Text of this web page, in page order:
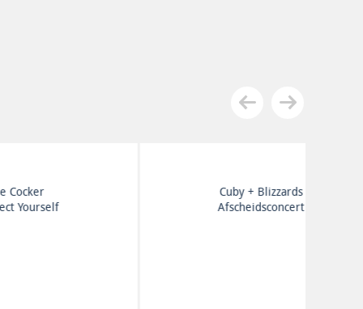
Rolling Stones
Big Hits (High Tide And